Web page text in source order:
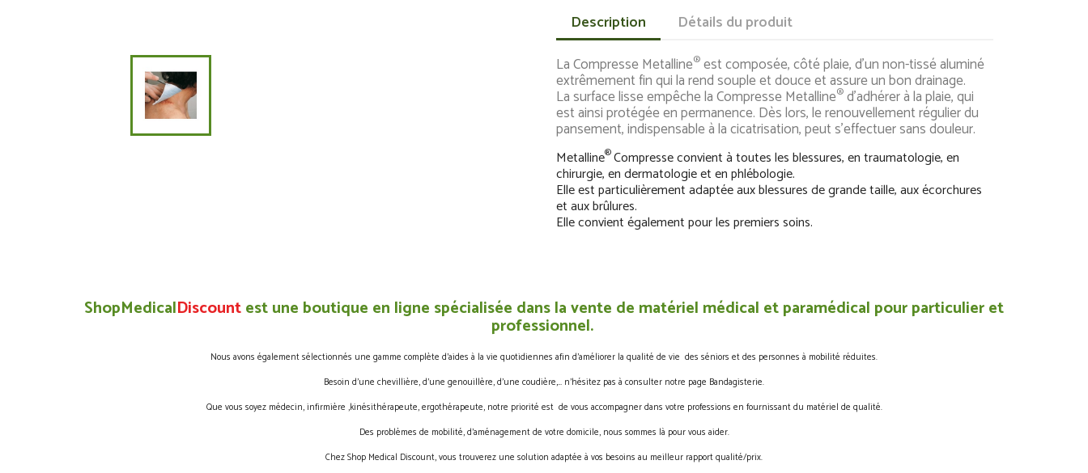
Description Détails du produit
La Compresse Metalline®est composée, côté plaie, d’un non-tissé aluminé
extrêmement fin qui la rend souple et douce et assure un bon drainage.
La surface lisse empêche la Compresse Metalline®d’adhérer à la plaie, qui
est ainsi protégée en permanence. Dès lors, le renouvellement régulier du
pansement, indispensable à la cicatrisation, peut s’effectuer sans douleur.
Metalline®Compresse convient à toutes les blessures, en traumatologie, en
chirurgie, en dermatologie et en phlébologie.
Elle est particulièrement adaptée aux blessures de grande taille, aux écorchures
et aux brûlures.
Elle convient également pour les premiers soins.
ShopMedicalDiscountest une boutique en ligne spécialisée dans la vente de matériel médical et paramédical pour particulier et
professionnel.
Nous avons également sélectionnés une gamme complète d’aides à la vie quotidiennes afin d’améliorer la qualité de vie des séniors et des personnes à mobilité réduites.
Besoin d’une chevillière, d’une genouillère, d’une coudière,… n’hésitez pas à consulter notre page Bandagisterie.
Que vous soyez médecin, infirmière ,kinésithérapeute, ergothérapeute, notre priorité est de vous accompagner dans votre professions en fournissant du matériel de qualité.
Des problèmes de mobilité, d’aménagement de votre domicile, nous sommes là pour vous aider.
Chez Shop Medical Discount, vous trouverez une solution adaptée à vos besoins au meilleur rapport qualité/prix.